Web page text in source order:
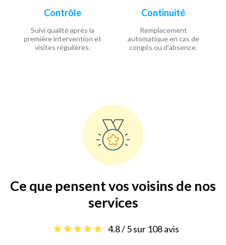
Contrôle
Suivi qualité après la
première intervention et
visites régulières.
Continuité
Remplacement
automatique en cas de
congés ou d'absence.
Ce que pensent vos voisins de nos
services
4.8 / 5 sur 108 avis